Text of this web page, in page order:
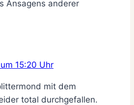
Ansagens anderer
15:20 Uhr
mit dem
total durchgefallen.